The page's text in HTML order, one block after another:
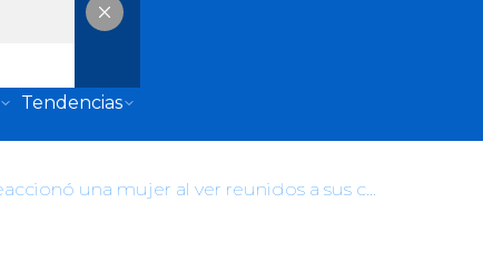
Tendencias
Así reaccionó una mujer al ver reunidos a sus cuatro novios